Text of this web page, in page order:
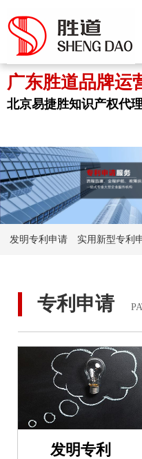
广东胜道品牌运
北京易捷胜知识产权代
发明专利申请 实用新型专利
专利申请
发明专利